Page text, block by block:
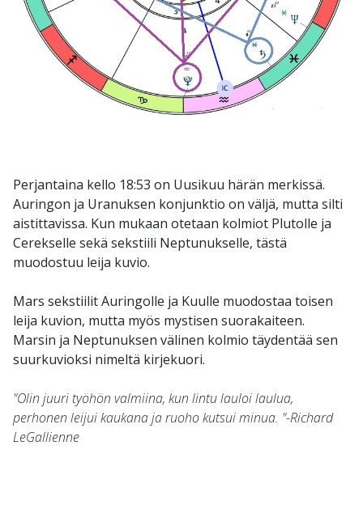
Perjantaina kello 18:53 on Uusikuu härän merkissä.
Auringon ja Uranuksen konjunktio on väljä, mutta silti
aistittavissa. Kun mukaan otetaan kolmiot Plutolle ja
Cerekselle sekä sekstiili Neptunukselle, tästä
muodostuu leija kuvio.
Mars sekstiilit Auringolle ja Kuulle muodostaa toisen
leija kuvion, mutta myös mystisen suorakaiteen.
Marsin ja Neptunuksen välinen kolmio täydentää sen
suurkuvioksi nimeltä kirjekuori.
"Olin juuri työhön valmiina, kun lintu lauloi laulua,
perhonen leijui kaukana ja ruoho kutsui minua. "-Richard
LeGallienne